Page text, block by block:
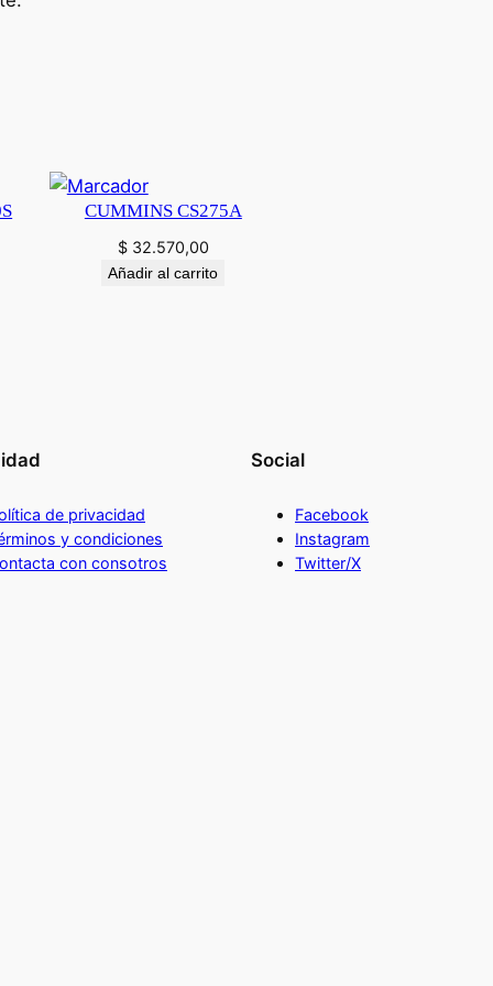
CUMMINS CS275A
$32.570,00
Añadir al carrito
de privacidad
y condiciones
con consotros
Social
Facebook
Instagram
Twitter/X